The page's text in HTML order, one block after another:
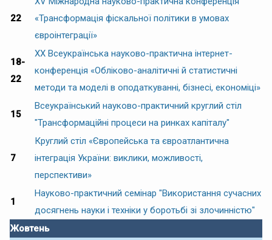
22
«Трансформація фіскальної політики в умовах
євроінтеграції»
18-
22
XX Всеукраїнська науково-практична інтернет-
конференція «Обліково-аналітичні й статистичні
методи та моделі в оподаткуванні, бізнесі, економіці»
15
Всеукраїнський науково-практичний круглий стіл
"Трансформаційні процеси на ринках капіталу"
7
Круглий стіл «Європейська та євроатлантична
інтеграція України: виклики, можливості,
перспективи»
1
Науково-практичний семінар "Використання сучасних
досягнень науки і техніки у боротьбі зі злочинністю"
Жовтень